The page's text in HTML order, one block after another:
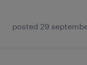
posted 29